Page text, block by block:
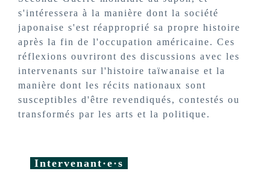
s'intéressera à la manière dont la société
japonaise s'est réapproprié sa propre histoire
après la fin de l'occupation américaine. Ces
réflexions ouvriront des discussions avec les
intervenants sur l'histoire taïwanaise et la
manière dont les récits nationaux sont
susceptibles d'être revendiqués, contestés ou
transformés par les arts et la politique.
Intervenant·e·s